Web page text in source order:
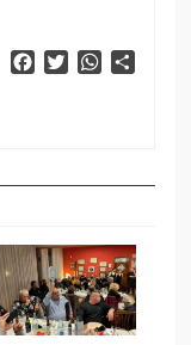
FacebookTwitterWhatsApp